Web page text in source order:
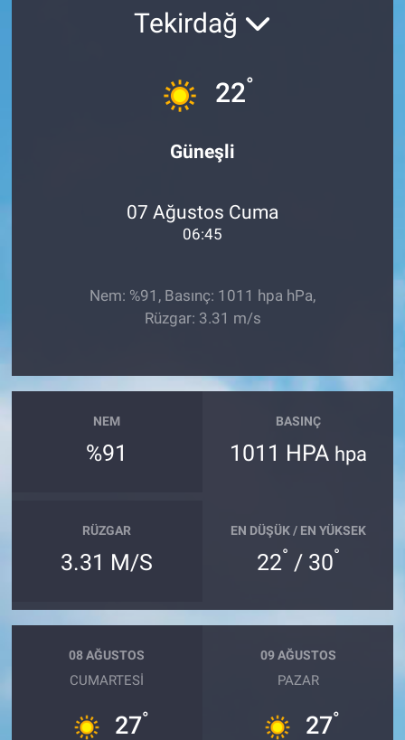
Tekirdağ
22°
Güneşli
07 Ağustos Cuma
06:45
Nem: %91, Basınç: 1011 hpa hPa,
Rüzgar: 3.31 m/s
NEM
%91
BASINÇ
1011 HPA hpa
RÜZGAR
3.31 M/S
EN DÜŞÜK / EN YÜKSEK
22° / 30°
08 AĞUSTOS
CUMARTESI
27°
09 AĞUSTOS
PAZAR
27°